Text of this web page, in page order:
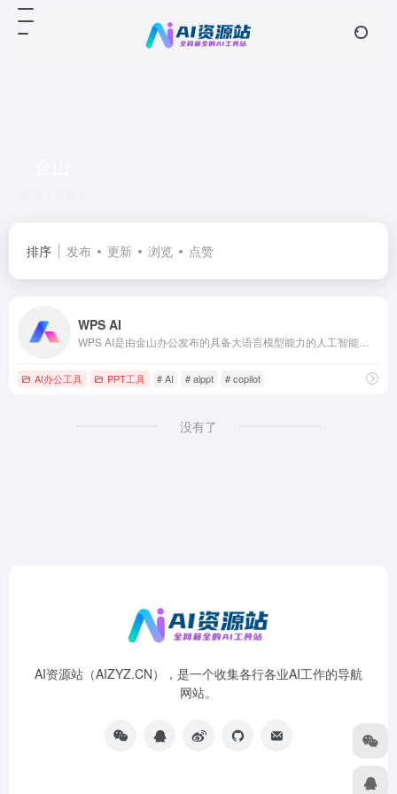
排序 发布 更新 浏览 点赞
WPS AI
AI办公工具 PPT工具 # AI # aippt # copilot
没有了
AI资源站（AIZYZ.CN），是一个收集各行各业AI工作的导航
网站。